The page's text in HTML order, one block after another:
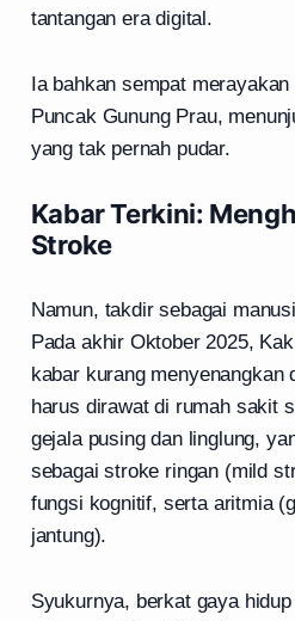
tantangan era digital.
Ia bahkan sempat
Puncak Gunung Prau,
yang tak pernah pudar.
Kabar Terkini:
Stroke
Namun, takdir sebagai
Pada akhir Oktober 2025,
kabar kurang menyenangkan
harus dirawat di rumah sakit
gejala pusing dan linglung,
sebagai stroke ringan (mild
fungsi kognitif, serta aritmia
jantung).
Syukurnya, berkat gaya